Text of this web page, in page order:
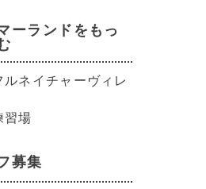
ーランドをもっ
ルネイチャーヴィレ
習場
募集